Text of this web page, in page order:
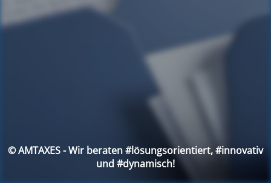
© AMTAXES - Wir beraten #lösungsorientiert, #innovativ
und #dynamisch!